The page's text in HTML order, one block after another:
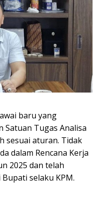
baru yang
Satuan Tugas Analisa
sesuai aturan. Tidak
dalam Rencana Kerja
2025 dan telah
selaku KPM.